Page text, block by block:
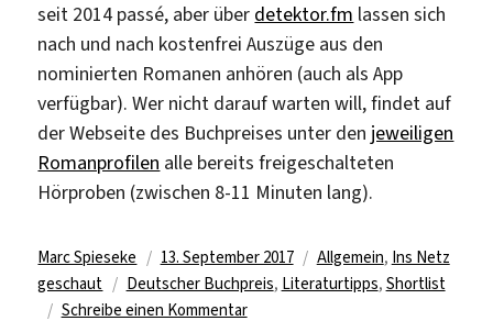
seit 2014 passé, aber über detektor.fm lassen sich
nach und nach kostenfrei Auszüge aus den
nominierten Romanen anhören (auch als App
verfügbar). Wer nicht darauf warten will, findet auf
der Webseite des Buchpreises unter den jeweiligen
Romanprofilen alle bereits freigeschalteten
Hörproben (zwischen 8-11 Minuten lang).
Autor
Marc Spieseke
Veröffentlicht
am
13. September 2017 Kategorien
Allgemein, Ins Netz
geschaut
Schlagwörter
Deutscher Buchpreis, Literaturtipps, Shortlist
Schreibe einen Kommentarzu